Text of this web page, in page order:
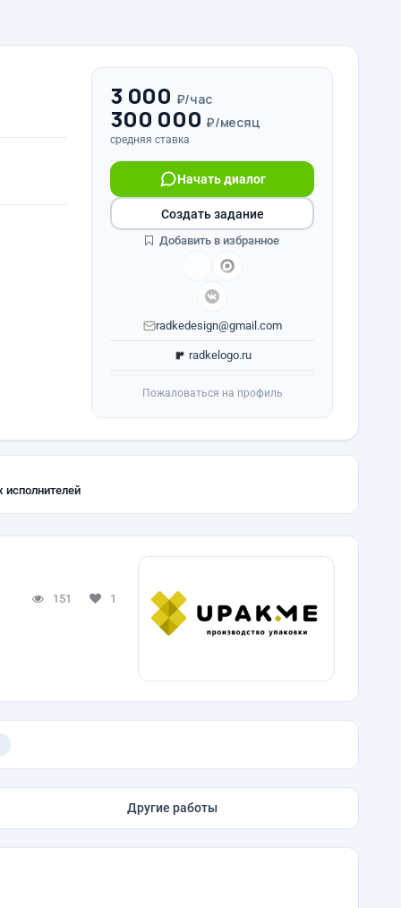
3 000 ₽/час
300 000 ₽/месяц
средняя ставка
Начать диалог
radkedesign@gmail.com
radkelogo.ru
Создать задание
Добавить в избранное
Пожаловаться на профиль
151 1
Другие работы